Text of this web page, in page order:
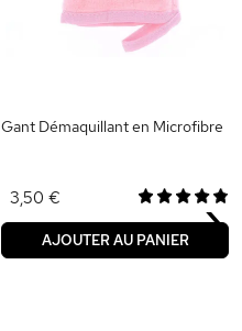
Gant Démaquillant en Microfibre
3,50 €
AJOUTER AU PANIER ›